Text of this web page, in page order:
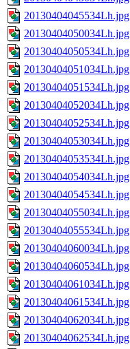
20130404045534Lh.jpg
20130404050034Lh.jpg
20130404050534Lh.jpg
20130404051034Lh.jpg
20130404051534Lh.jpg
20130404052034Lh.jpg
20130404052534Lh.jpg
20130404053034Lh.jpg
20130404053534Lh.jpg
20130404054034Lh.jpg
20130404054534Lh.jpg
20130404055034Lh.jpg
20130404055534Lh.jpg
20130404060034Lh.jpg
20130404060534Lh.jpg
20130404061034Lh.jpg
20130404061534Lh.jpg
20130404062034Lh.jpg
20130404062534Lh.jpg